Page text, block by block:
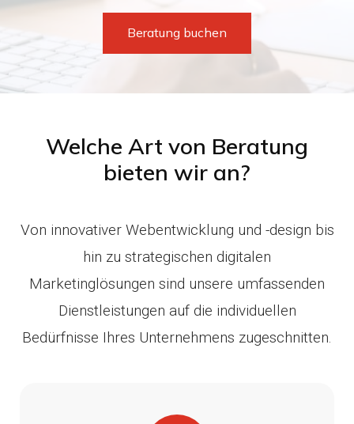
Beratung buchen
Welche Art von Beratung
bieten wir an?
Von innovativer Webentwicklung und -design bis
hin zu strategischen digitalen
Marketinglösungen sind unsere umfassenden
Dienstleistungen auf die individuellen
Bedürfnisse Ihres Unternehmens zugeschnitten.